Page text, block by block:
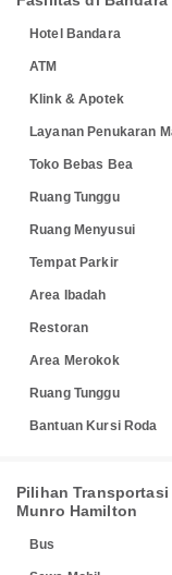
Hotel Bandara
ATM
Klink & Apotek
Layanan Penukaran
Toko Bebas Bea
Ruang Tunggu
Ruang Menyusui
Tempat Parkir
Area Ibadah
Restoran
Area Merokok
Ruang Tunggu
Bantuan Kursi Roda
Pilihan
Munro Hamilton
Bus